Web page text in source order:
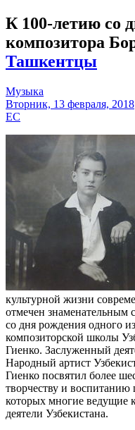
К 100-летию со
композитора
Ташкентцы
Музыка
Вторник, 13 февраля, 2018
EC
культурной жизни
отмечен знаменательным
со дня рождения одного
композиторской школы
Гиенко. Заслуженный
Народный артист
Гиенко посвятил более
творчеству и воспитанию
которых многие ведущие
деятели Узбекистана.